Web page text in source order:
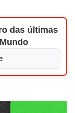
das últimas